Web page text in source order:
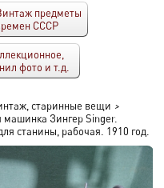
предметы
СССР
фото и т.д.
старинные вещи >
Зингер Singer.
станины, рабочая. 1910 год.